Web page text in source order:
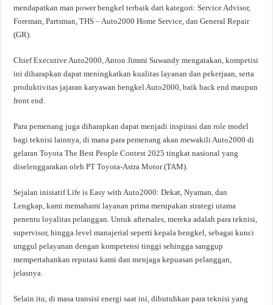
mendapatkan man power bengkel terbaik dari kategori: Service Advisor,
Foreman, Partsman, THS – Auto2000 Home Service, dan General Repair
(GR).
Chief Executive Auto2000, Anton Jimmi Suwandy mengatakan, kompetisi
ini diharapkan dapat meningkatkan kualitas layanan dan pekerjaan, serta
produktivitas jajaran karyawan bengkel Auto2000, baik back end maupun
front end.
Para pemenang juga diharapkan dapat menjadi inspirasi dan role model
bagi teknisi lainnya, di mana para pemenang akan mewakili Auto2000 di
gelaran Toyota The Best People Contest 2025 tingkat nasional yang
diselenggarakan oleh PT Toyota-Astra Motor (TAM).
Sejalan inisiatif Life is Easy with Auto2000: Dekat, Nyaman, dan
Lengkap, kami memahami layanan prima merupakan strategi utama
penentu loyalitas pelanggan. Untuk aftersales, mereka adalah para teknisi,
supervisor, hingga level manajerial seperti kepala bengkel, sebagai kunci
unggul pelayanan dengan kompetensi tinggi sehingga sanggup
mempertahankan reputasi kami dan menjaga kepuasan pelanggan,
jelasnya.
Selain itu, di masa transisi energi saat ini, dibutuhkan para teknisi yang